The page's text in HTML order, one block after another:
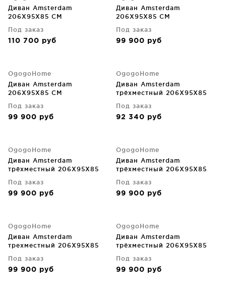
Диван Amsterdam
206X95X85 CM
Под заказ
110 700 руб
Диван Amsterdam
206X95X85 CM
Под заказ
99 900 руб
OgogoHome
Диван Amsterdam
206X95X85 CM
Под заказ
99 900 руб
OgogoHome
Диван Amsterdam
трёхместный 206X95X85
Под заказ
92 340 руб
OgogoHome
Диван Amsterdam
трёхместный 206X95X85
Под заказ
99 900 руб
OgogoHome
Диван Amsterdam
трёхместный 206X95X85
Под заказ
99 900 руб
OgogoHome
Диван Amsterdam
трехместный 206X95X85
Под заказ
99 900 руб
OgogoHome
Диван Amsterdam
трёхместный 206X95X85
Под заказ
99 900 руб